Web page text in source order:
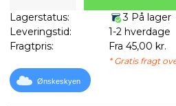
Lagerstatus:
3 På lager
Leveringstid:
1-2 hverdage
Fragtpris:
Fra 45,00 kr.
* Gratis fragt
Ønskeskyen